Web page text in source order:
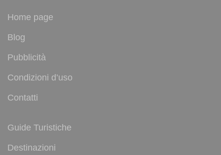
Home page
Blog
Pubblicità
Condizioni d’uso
Contatti
Guide Turistiche
Destinazioni